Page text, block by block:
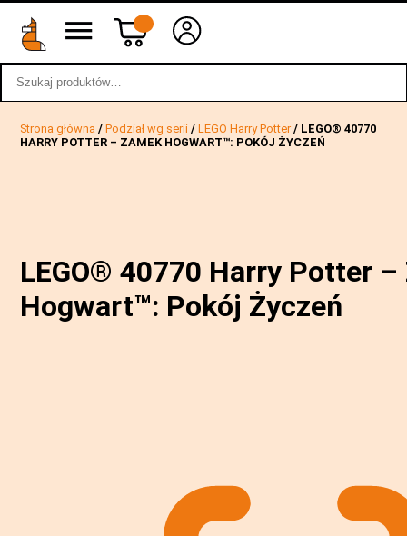
wstecz
Strona główna /Podział wg serii /LEGO Harry Potter / LEGO® 40770
HARRY POTTER – ZAMEK HOGWART™: POKÓJ ŻYCZEŃ
LEGO® 40770 Harry Potter –
Hogwart™: Pokój Życzeń